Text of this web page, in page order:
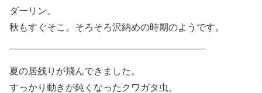
ダーリン。
秋もすぐそこ。そろそろ沢納めの時期のようです。
夏の居残りが飛んできました。
すっかり動きが鈍くなったクワガタ虫。